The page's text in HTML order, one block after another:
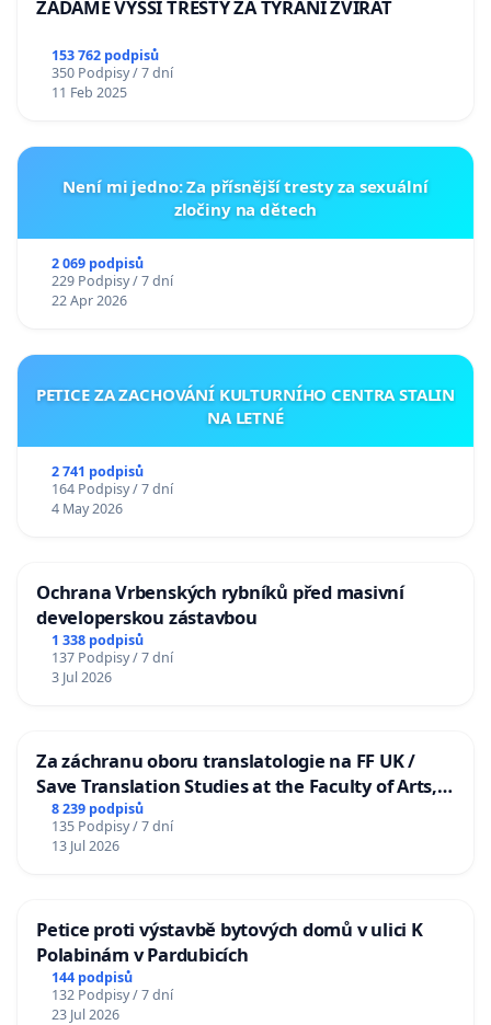
ŽÁDÁME VYŠŠÍ TRESTY ZA TÝRÁNÍ ZVÍŘAT
153 762 podpisů
350 Podpisy / 7 dní
11 Feb 2025
Není mi jedno: Za přísnější tresty za sexuální
zločiny na dětech
2 069 podpisů
229 Podpisy / 7 dní
22 Apr 2026
PETICE ZA ZACHOVÁNÍ KULTURNÍHO CENTRA STALIN
NA LETNÉ
2 741 podpisů
164 Podpisy / 7 dní
4 May 2026
Ochrana Vrbenských rybníků před masivní
developerskou zástavbou
1 338 podpisů
137 Podpisy / 7 dní
3 Jul 2026
Za záchranu oboru translatologie na FF UK /
Save Translation Studies at the Faculty of Arts,
Charles University
8 239 podpisů
135 Podpisy / 7 dní
13 Jul 2026
Petice proti výstavbě bytových domů v ulici K
Polabinám v Pardubicích
144 podpisů
132 Podpisy / 7 dní
23 Jul 2026